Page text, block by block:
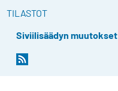
TILASTOT
Siviilisäädyn muutokset